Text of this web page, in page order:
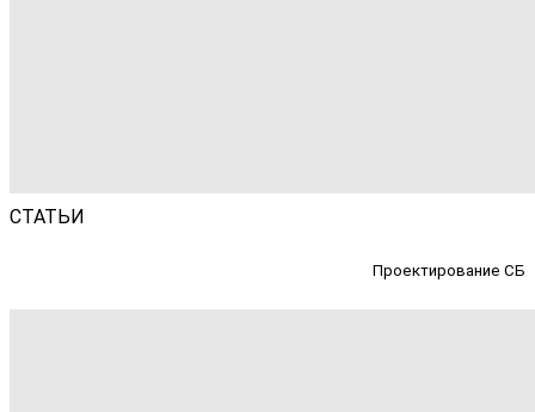
СТАТЬИ
Проектирование СБ